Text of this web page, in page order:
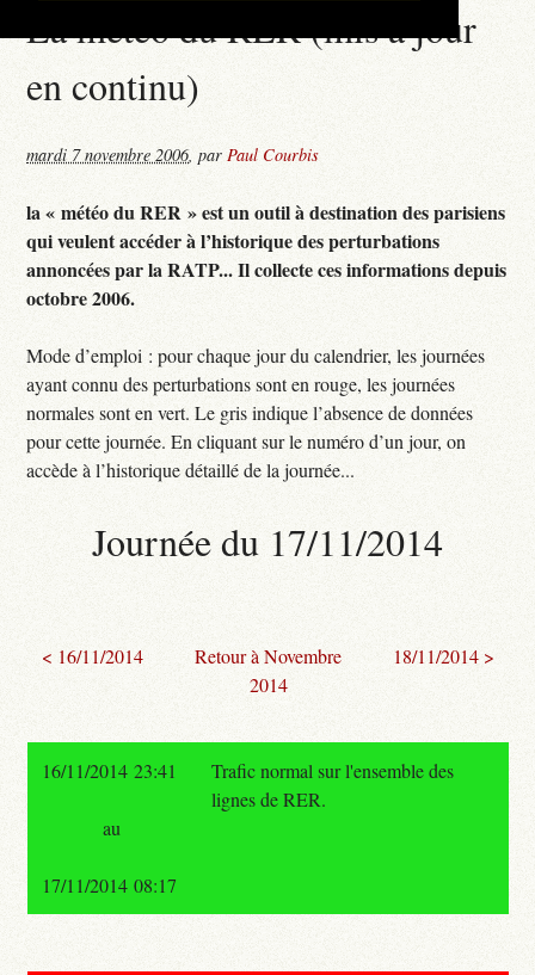
La météo du RER (mis à jour
en continu)
mardi 7 novembre 2006,parPaul Courbis
la « météo du RER » est un outil à destination des parisiens
qui veulent accéder à l’historique des perturbations
annoncées par la RATP... Il collecte ces informations depuis
octobre 2006.
Mode d’emploi : pour chaque jour du calendrier, les journées
ayant connu des perturbations sont en rouge, les journées
normales sont en vert. Le gris indique l’absence de données
pour cette journée. En cliquant sur le numéro d’un jour, on
accède à l’historique détaillé de la journée...
Journée du 17/11/2014
< 16/11/2014
Retour à Novembre
2014
18/11/2014 >
16/11/2014 23:41
Trafic normal sur l'ensemble des
lignes de RER.
au
17/11/2014 08:17